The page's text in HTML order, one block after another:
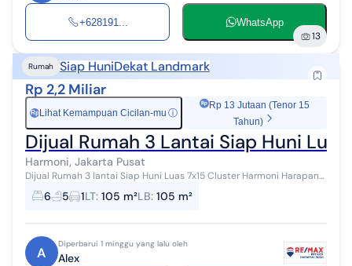
+628191... WhatsApp
13
Rumah Siap HuniDekat Landmark
Rp 2,2 Miliar
Rp Lihat Kemampuan Cicilan-mu ⓘ
Rp 13 Jutaan (Tenor 15
Tahun)
Dijual Rumah 3 Lantai Siap Huni
Harmoni, Jakarta Pusat
Dijual Rumah 3 lantai Siap Huni Luas 7x15 Cluster Harmoni Harapan
Indah Bekasi. Lt 105 (7m × 15m) Full Renov KT 6 KM 5 Warter Heater
3unit AC 6 u...
6 5 1LT: 105 m²LB: 105 m²
A
Diperbarui 1 minggu yang lalu oleh
Alex